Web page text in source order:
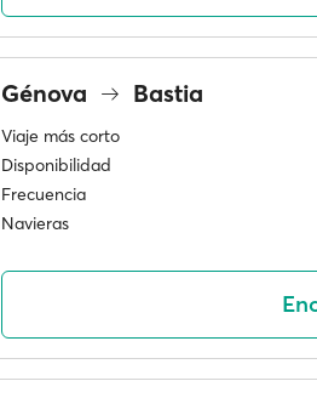
Génova Bastia
Viaje más corto
Disponibilidad
Frecuencia
Navieras